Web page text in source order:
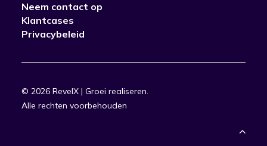
Neem contact op
Klantcases
Privacybeleid
© 2026 RevelX | Groei realiseren.
Alle rechten voorbehouden